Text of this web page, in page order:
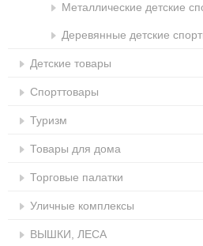
Металлические детские
Деревянные детские
Детские товары
Спорттовары
Туризм
Товары для дома
Торговые палатки
Уличные комплексы
ВЫШКИ, ЛЕСА